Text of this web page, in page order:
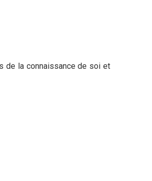
de la connaissance de soi et